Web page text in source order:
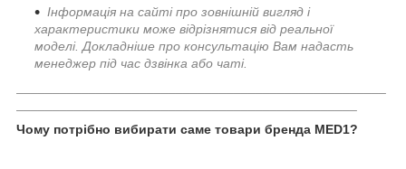
Інформація на сайті про зовнішній вигляд і
характеристики може відрізнятися від реальної
моделі. Докладніше про консультацію Вам надасть
менеджер під час дзвінка або чаті.
Чому потрібно вибирати саме товари бренда MED1?